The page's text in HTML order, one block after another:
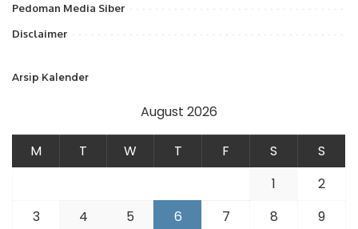
Pedoman Media Siber
Disclaimer
Arsip Kalender
August 2026
M T W T F S
S
1
2
3
4 5 6 7 8
9